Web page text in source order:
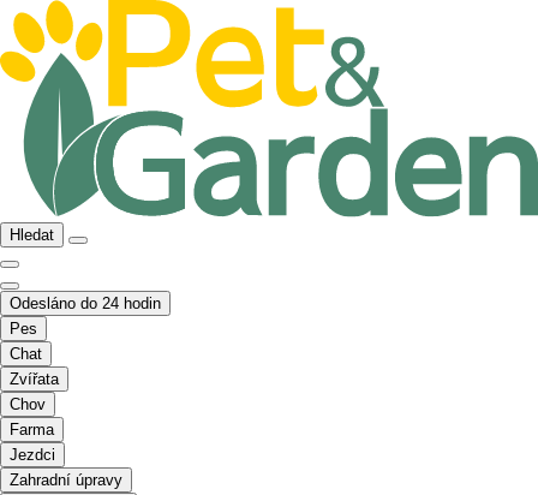
Hledat
Odesláno do 24 hodin
Pes
Chat
Zvířata
Chov
Farma
Jezdci
Zahradní úpravy